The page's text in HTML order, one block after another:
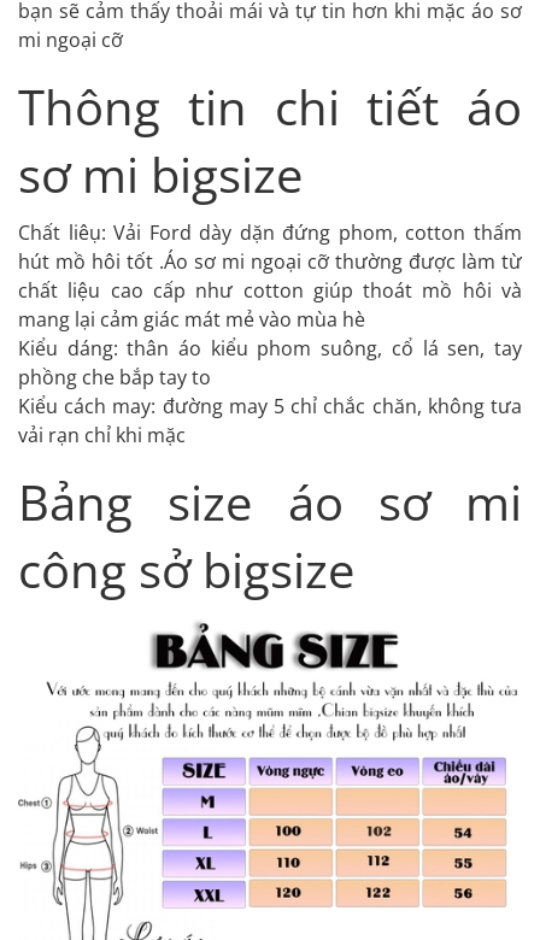
bạn sẽ cảm thấy thoải mái và tự tin hơn khi mặc áo sơ
mi ngoại cỡ
Thông tin chi tiết áo
sơ mi bigsize
Chất liêụ: Vải Ford dày dặn đứng phom, cotton thấm
hút mồ hôi tốt .Áo sơ mi ngoại cỡ thường được làm từ
chất liệu cao cấp như cotton giúp thoát mồ hôi và
mang lại cảm giác mát mẻ vào mùa hè
Kiểu dáng: thân áo kiểu phom suông, cổ lá sen, tay
phồng che bắp tay to
Kiểu cách may: đường may 5 chỉ chắc chăn, không tưa
vải rạn chỉ khi mặc
Bảng size áo sơ mi
công sở bigsize